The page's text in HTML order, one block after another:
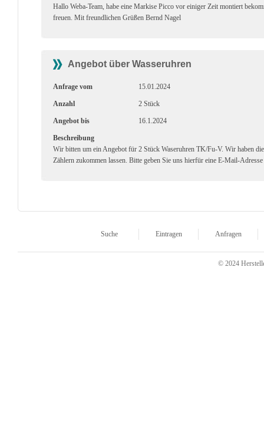
Hallo Weba-Team, habe eine Markise Picco vor einiger Zeit montiert
freuen. Mit freundlichen Grüßen Bernd Nagel
Angebot über Wasseruhren
Anfrage vom 15.01.2024
Anzahl 2 Stück
Angebot bis 16.1.2024
Beschreibung
Wir bitten um ein Angebot für 2 Stück Waseruhren TK/Fu-V. Wir haben
Zählern zukommen lassen. Bitte geben Sie uns hierfür eine E-Mail-Adresse
Suche Eintragen Anfragen
© 2024